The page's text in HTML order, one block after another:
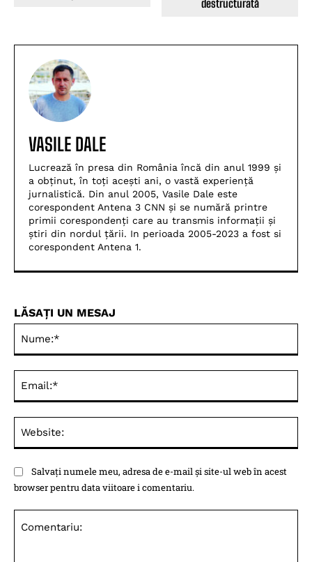
destructurată
VASILE DALE
Lucrează în presa din România încă din anul 1999 și
a obținut, în toți acești ani, o vastă experiență
jurnalistică. Din anul 2005, Vasile Dale este
corespondent Antena 3 CNN și se numără printre
primii corespondenți care au transmis informații și
știri din nordul țării. In perioada 2005-2023 a fost si
corespondent Antena 1.
LĂSAȚI UN MESAJ
Salvați numele meu, adresa de e-mail și site-ul web în acest
browser pentru data viitoare i comentariu.